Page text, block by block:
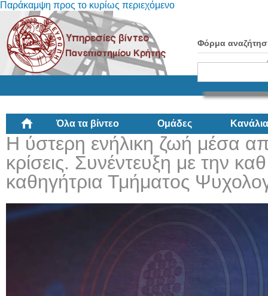
Παράκαμψη προς το κυρίως περιεχόμενο
Φόρμα
Όλα τα βίντεο Ομάδες Κανάλια
Η ύστερη ενήλικη ζωή μέσα
κρίσεις. Συνέντευξη με την
καθηγήτρια Τμήματος